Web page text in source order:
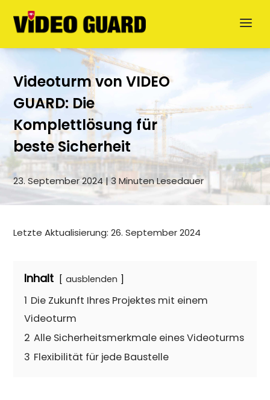
Jetzt anfragen
English
Dansk
Videoturm von VIDEO
GUARD: Die
Komplettlösung für
beste Sicherheit
23. September 2024 | 3 Minuten Lesedauer
Letzte Aktualisierung: 26. September 2024
Inhalt ausblenden
1 Die Zukunft Ihres Projektes mit einem
Videoturm
2 Alle Sicherheitsmerkmale eines Videoturms
3 Flexibilität für jede Baustelle